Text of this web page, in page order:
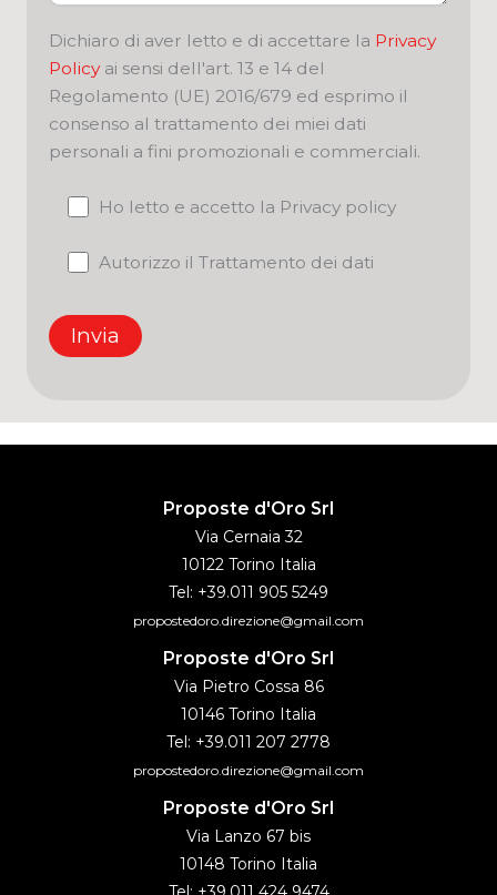
Dichiaro di aver letto e di accettare la Privacy
Policyai sensi dell'art. 13 e 14 del
Regolamento (UE) 2016/679 ed esprimo il
consenso al trattamento dei miei dati
personali a fini promozionali e commerciali.
Ho letto e accetto la Privacy policy
Autorizzo il Trattamento dei dati
Proposte d'Oro Srl
Via Cernaia 32
10122 Torino Italia
Tel: +39.011 905 5249
propostedoro.direzione@gmail.com
Proposte d'Oro Srl
Via Pietro Cossa 86
10146 Torino Italia
Tel: +39.011 207 2778
propostedoro.direzione@gmail.com
Proposte d'Oro Srl
Via Lanzo 67 bis
10148 Torino Italia